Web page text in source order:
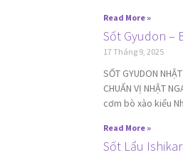
Read More »
Sốt Gyudon –
17 Tháng 9, 2025
SỐT GYUDON
CHUẨN VỊ NHẬT
cơm bò xào kiểu
Read More »
Sốt Lẩu Ishikari